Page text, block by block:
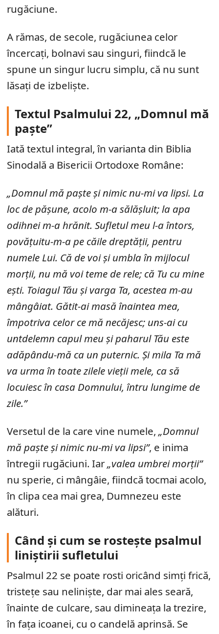
rugăciune.
A rămas, de secole, rugăciunea celor
încercați, bolnavi sau singuri, fiindcă le
spune un singur lucru simplu, că nu sunt
lăsați de izbeliște.
Textul Psalmului 22, „Domnul mă
paște”
Iată textul integral, în varianta din Biblia
Sinodală a Bisericii Ortodoxe Române:
„Domnul mă paște și nimic nu-mi va lipsi. La
loc de pășune, acolo m-a sălășluit; la apa
odihnei m-a hrănit. Sufletul meu l-a întors,
povățuitu-m-a pe căile dreptății, pentru
numele Lui. Că de voi și umbla în mijlocul
morții, nu mă voi teme de rele; că Tu cu mine
ești. Toiagul Tău și varga Ta, acestea m-au
mângâiat. Gătit-ai masă înaintea mea,
împotriva celor ce mă necăjesc; uns-ai cu
untdelemn capul meu și paharul Tău este
adăpându-mă ca un puternic. Și mila Ta mă
va urma în toate zilele vieții mele, ca să
locuiesc în casa Domnului, întru lungime de
zile.”
Versetul de la care vine numele, „Domnul
mă paște și nimic nu-mi va lipsi”, e inima
întregii rugăciuni. Iar„valea umbrei morții”
nu sperie, ci mângâie, fiindcă tocmai acolo,
în clipa cea mai grea, Dumnezeu este
alături.
Când și cum se rostește psalmul
liniștirii sufletului
Psalmul 22 se poate rosti oricând simți frică,
tristețe sau neliniște, dar mai ales seară,
înainte de culcare, sau dimineața la trezire,
în fața icoanei, cu o candelă aprinsă. Se